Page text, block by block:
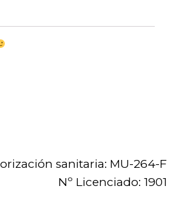
sanitaria: MU-264-F
Nº Licenciado: 1901